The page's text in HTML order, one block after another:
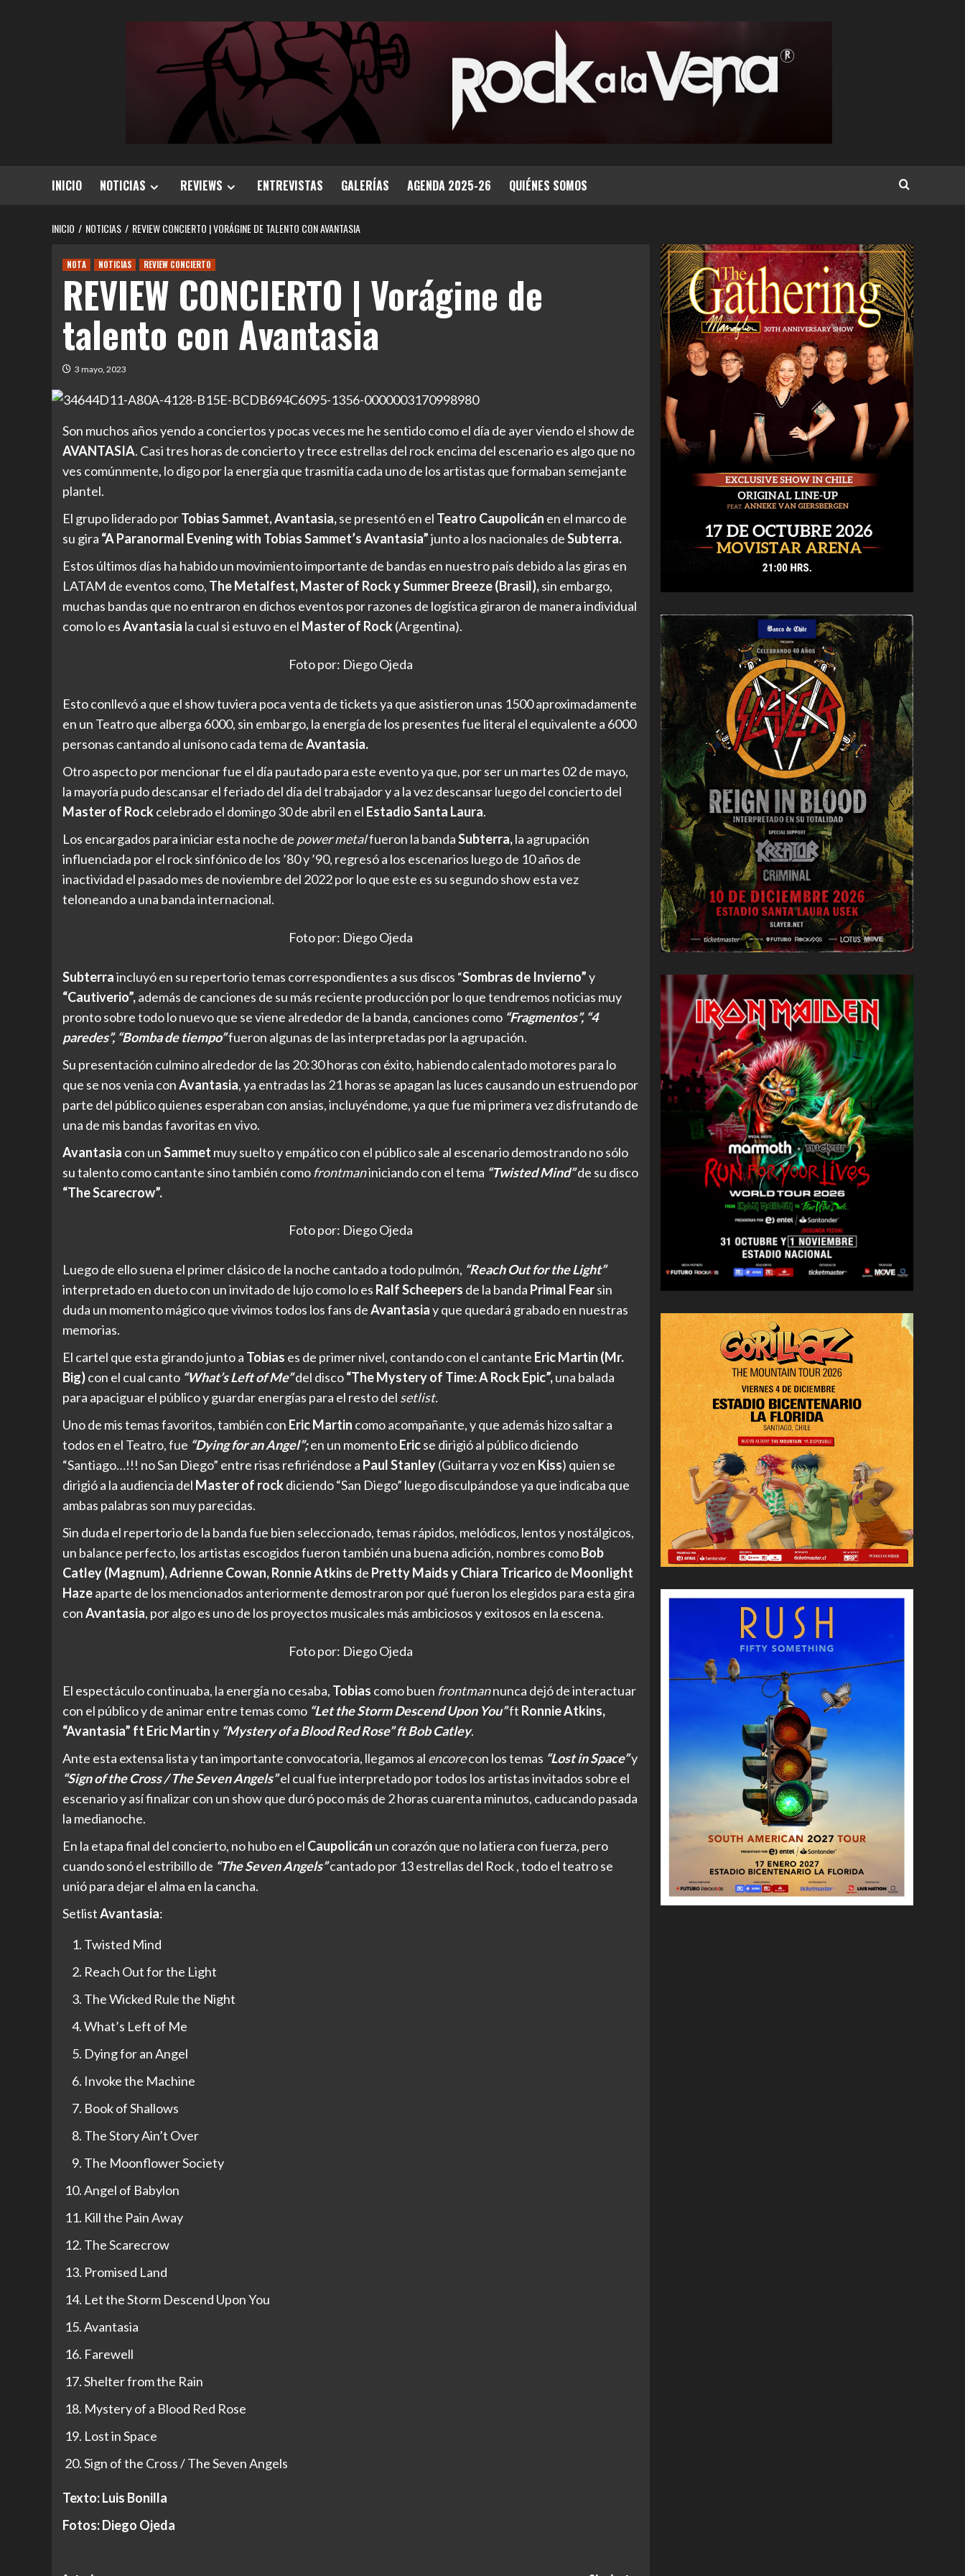
INICIO NOTICIAS REVIEWS ENTREVISTAS GALERÍAS AGENDA 2025-26 QUIÉNES SOMOS
INICIO NOTICIAS REVIEW CONCIERTO | VORÁGINE DE TALENTO CON AVANTASIA
NOTA NOTICIAS REVIEW CONCIERTO
REVIEW CONCIERTO | Vorágine de
talento con Avantasia
3 mayo, 2023
Son muchos años yendo a conciertos y pocas veces me he sentido como el día de ayer viendo el show de
AVANTASIA. Casi tres horas de concierto y trece estrellas del rock encima del escenario es algo que no
ves comúnmente, lo digo por la energía que trasmitía cada uno de los artistas que formaban semejante
plantel.
El grupo liderado porTobias Sammet, Avantasia,se presentó en el Teatro Caupolicán en el marco de
su gira “A Paranormal Evening with Tobias Sammet’s Avantasia”junto a los nacionales deSubterra.
Estos últimos días ha habido un movimiento importante de bandas en nuestro país debido a las giras en
LATAM de eventos como, The Metalfest,Master of Rock y Summer Breeze (Brasil),sin embargo,
muchas bandas que no entraron en dichos eventos por razones de logística giraron de manera individual
como lo esAvantasia la cual si estuvo en el Master of Rock(Argentina).
Foto por: Diego Ojeda
Esto conllevó a que el show tuviera poca venta de tickets ya que asistieron unas 1500 aproximadamente
en un Teatro que alberga 6000, sin embargo, la energía de los presentes fue literal el equivalente a 6000
personas cantando al unísono cada tema deAvantasia.
Otro aspecto por mencionar fue el día pautado para este evento ya que, por ser un martes 02 de mayo,
la mayoría pudo descansar el feriado del día del trabajador y a la vez descansar luego del concierto del
Master of Rockcelebrado el domingo 30 de abril en el Estadio Santa Laura.
Los encargados para iniciar esta noche de power metalfueron la bandaSubterra,la agrupación
influenciada por el rock sinfónico de los ’80 y ’90, regresó a los escenarios luego de 10 años de
inactividad el pasado mes de noviembre del 2022 por lo que este es su segundo show esta vez
teloneando a una banda internacional.
Foto por: Diego Ojeda
Subterraincluyó en su repertorio temas correspondientes a sus discos “Sombras de Invierno”y
“Cautiverio”,además de canciones de su más reciente producción por lo que tendremos noticias muy
pronto sobre todo lo nuevo que se viene alrededor de la banda, canciones como “Fragmentos”, “4
paredes”, “Bomba de tiempo”fueron algunas de las interpretadas por la agrupación.
Su presentación culmino alrededor de las 20:30 horas con éxito, habiendo calentado motores para lo
que se nos venia conAvantasia, ya entradas las 21 horas se apagan las luces causando un estruendo por
parte del público quienes esperaban con ansias, incluyéndome, ya que fue mi primera vez disfrutando de
una de mis bandas favoritas en vivo.
Avantasia con unSammet muy suelto y empático con el público sale al escenario demostrando no sólo
su talento como cantante sino también como frontmaniniciando con el tema “Twisted Mind”de su disco
“The Scarecrow”.
Foto por: Diego Ojeda
Luego de ello suena el primer clásico de la noche cantado a todo pulmón, “Reach Out for the Light”
interpretado en dueto con un invitado de lujo como lo es Ralf Scheepers de la banda Primal Fearsin
duda un momento mágico que vivimos todos los fans deAvantasiay que quedará grabado en nuestras
memorias.
El cartel que esta girando junto a Tobias es de primer nivel, contando con el cantante Eric Martin (Mr.
Big)con el cual canto “What’s Left of Me”del disco“The Mystery of Time: A Rock Epic”,una balada
para apaciguar el público y guardar energías para el resto del setlist.
Uno de mis temas favoritos, también con Eric Martin como acompañante, y que además hizo saltar a
todos en el Teatro, fue “Dying for an Angel”;en un momentoEricse dirigió al público diciendo
“Santiago…!!! no San Diego” entre risas refiriéndose a Paul Stanley(Guitarra y voz en Kiss) quien se
dirigió a la audiencia del Master of rockdiciendo “San Diego” luego disculpándose ya que indicaba que
ambas palabras son muy parecidas.
Sin duda el repertorio de la banda fue bien seleccionado, temas rápidos, melódicos, lentos y nostálgicos,
un balance perfecto, los artistas escogidos fueron también una buena adición, nombres comoBob
Catley (Magnum), Adrienne Cowan, Ronnie Atkins de Pretty Maids y Chiara Tricarico de Moonlight
Hazeaparte de los mencionados anteriormente demostraron por qué fueron los elegidos para esta gira
conAvantasia, por algo es uno de los proyectos musicales más ambiciosos y exitosos en la escena.
Foto por: Diego Ojeda
El espectáculo continuaba, la energía no cesaba, Tobias como buen frontmannunca dejó de interactuar
con el público y de animar entre temas como “Let the Storm Descend Upon You”ft Ronnie Atkins,
“Avantasia” ft Eric Martiny “Mystery of a Blood Red Rose” ft Bob Catley.
Ante esta extensa lista y tan importante convocatoria, llegamos al encorecon los temas “Lost in Space”y
“Sign of the Cross / The Seven Angels”el cual fue interpretado por todos los artistas invitados sobre el
escenario y así finalizar con un show que duró poco más de 2 horas cuarenta minutos, caducando pasada
la medianoche.
En la etapa final del concierto, no hubo en el Caupolicán un corazón que no latiera con fuerza, pero
cuando sonó el estribillo de “The Seven Angels”cantado por 13 estrellas del Rock , todo el teatro se
unió para dejar el alma en la cancha.
SetlistAvantasia:
Twisted Mind
Reach Out for the Light
The Wicked Rule the Night
What’s Left of Me
Dying for an Angel
Invoke the Machine
Book of Shallows
The Story Ain’t Over
The Moonflower Society
Angel of Babylon
Kill the Pain Away
The Scarecrow
Promised Land
Let the Storm Descend Upon You
Avantasia
Farewell
Shelter from the Rain
Mystery of a Blood Red Rose
Lost in Space
Sign of the Cross / The Seven Angels
Texto: Luis Bonilla
Fotos: Diego Ojeda